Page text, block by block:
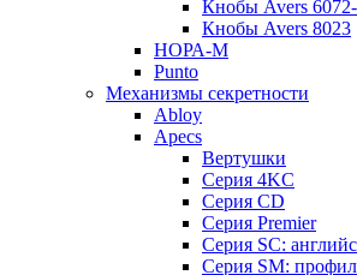
Кнобы Avers
Кнобы Avers 8023
НОРА-М
Punto
Механизмы секретности
Abloy
Apecs
Вертушки
Серия 4KC
Серия CD
Серия Premier
Серия SC:
Серия SM: